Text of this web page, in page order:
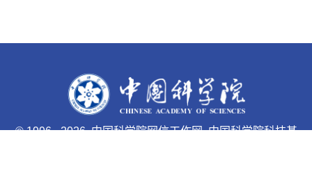
© 1996 -2026 中国科学院网信工作网 中国科学院科技基